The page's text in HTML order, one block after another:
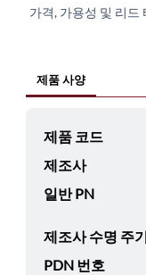
가격, 가용성 및 리드
제품 사양
제품 코드
제조사
일반 PN
제조사 수명 주
PDN 번호